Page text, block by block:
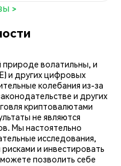
>
волатильны, и
и других цифровых
колебания из-за
и других
криптовалютами
не являются
Мы настоятельно
исследования,
и инвестировать
позволить себе